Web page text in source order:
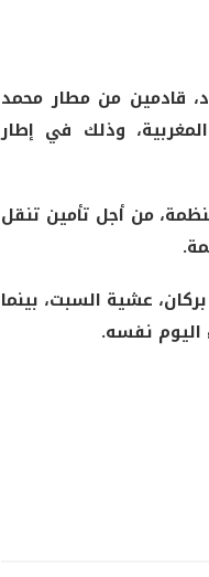
قادمين من مطار محمد
وذلك في إطار
من أجل تأمين تنقل
عشية السبت، بينما
نفسه.